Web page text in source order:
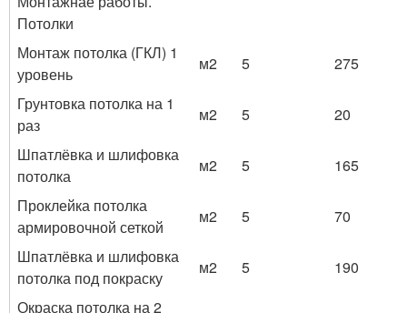
Потолки
Монтаж потолка (ГКЛ) 1
уровень
м2 5
275
Грунтовка потолка на 1
раз
м2 5
20
Шпатлёвка и шлифовка
потолка
м2 5
165
Проклейка потолка
армировочной сеткой
м2 5
70
Шпатлёвка и шлифовка
потолка под покраску
м2 5
190
Окраска потолка на 2